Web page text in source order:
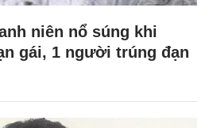
niên nổ súng khi
gái, 1 người trúng đạn